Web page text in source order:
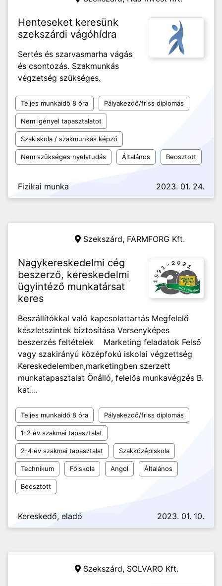
Henteseket keresünk
szekszárdi vágóhídra
Sertés és szarvasmarha vágás
és csontozás. Szakmunkás
végzetség szükséges.
Teljes munkaidő 8 óra Pályakezdő/friss diplomás
Nem igényel tapasztalatot
Szakiskola / szakmunkás képző
Nem szükséges nyelvtudás Általános Beosztott
Fizikai munka 2023. 01. 24.
Szekszárd, FARMFORG Kft.
Nagykereskedelmi cég
beszerző, kereskedelmi
ügyintéző munkatársat
keres
Beszállítókkal való kapcsolattartás Megfelelő
készletszintek biztosítása Versenyképes
beszerzés feltételek Marketing feladatok Felső
vagy szakirányú középfokú iskolai végzettség
Kereskedelemben,marketingben szerzett
munkatapasztalat Önálló, felelős munkavégzés B.
kat....
Teljes munkaidő 8 óra Pályakezdő/friss diplomás
1-2 év szakmai tapasztalat
2-4 év szakmai tapasztalat Szakközépiskola
Technikum Főiskola Angol Általános
Beosztott
Kereskedő, eladó 2023. 01. 10.
Szekszárd, SOLVARO Kft.